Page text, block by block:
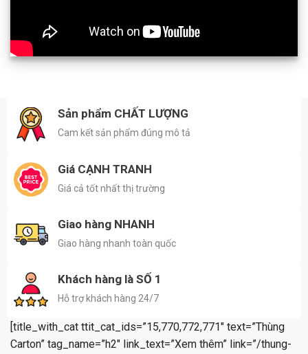
Sản phẩm CHẤT LƯỢNG
Cam kết sản phẩm đúng mô tả
Giá CẠNH TRANH
Giá cả tốt nhất thị trường
Giao hàng NHANH
Giao hàng nhanh toàn quốc
Khách hàng là SỐ 1
Hỗ trợ khách hàng 24/7
[title_with_cat ttit_cat_ids=”15,770,772,771″ text=”Thùng
Carton” tag_name=”h2″ link_text=”Xem thêm” link=”/thung-